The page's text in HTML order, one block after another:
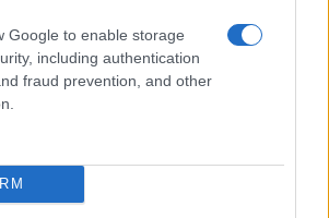
Google to enable storage
including authentication
fraud prevention, and other